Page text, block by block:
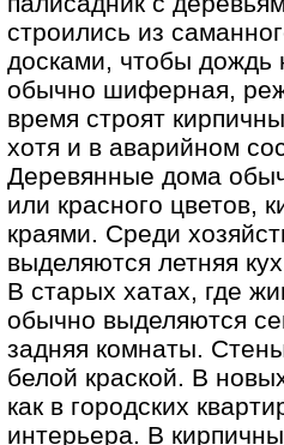
строились из
досками, чтобы
обычно шиферная,
время строят
хотя и в аварийном
Деревянные дома
или красного цветов,
краями. Среди
выделяются летняя
В старых хатах, где
обычно выделяются
задняя комнаты.
белой краской. В
как в городских
интерьера. В